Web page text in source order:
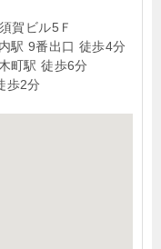
賀ビル5Ｆ
駅 9番出口 徒歩4分
町駅 徒歩6分
歩2分